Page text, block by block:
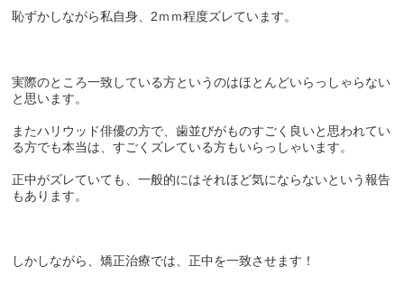
恥ずかしながら私自身、2ｍｍ程度ズレています。
実際のところ一致している方というのはほとんどいらっしゃらない
と思います。
またハリウッド俳優の方で、歯並びがものすごく良いと思われてい
る方でも本当は、すごくズレている方もいらっしゃいます。
正中がズレていても、一般的にはそれほど気にならないという報告
もあります。
しかしながら、矯正治療では、正中を一致させます！